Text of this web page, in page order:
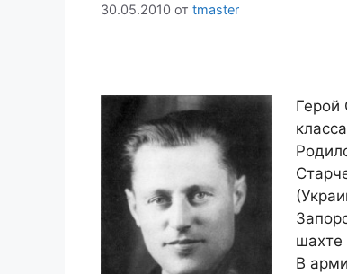
30.05.2010 от tmaster
Герой
шахте
В